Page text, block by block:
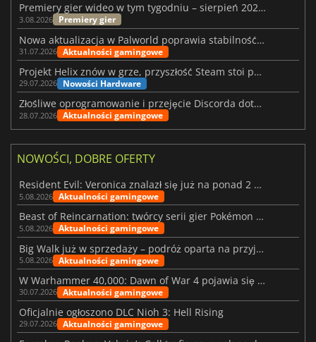
Premiery gier wideo w tym tygodniu – sierpień 2026 r. (32. tydzień)
3.08.2026 Premiery gier
Nowa aktualizacja w Palworld poprawia stabilność Sunreach i walk z bossami
31.07.2026 Aktualności gamingowe
Projekt Helix znów w grze, przyszłość Steam stoi pod znakiem zapytania
29.07.2026 Nowości Hardware
Złośliwe oprogramowanie i przejęcie Discorda dotknęły Meccha Chameleon
28.07.2026 Aktualności gamingowe
NOWOŚCI, DOBRE OFERTY
Resident Evil: Veronica znalazł się już na ponad 2 milionach list życzeń
5.08.2026 Aktualności gamingowe
Beast of Reincarnation: twórcy serii gier Pokémon wkraczają na nową ścieżkę
5.08.2026 Aktualności gamingowe
Big Walk już w sprzedaży – podróż oparta na przyjaźni
5.08.2026 Aktualności gamingowe
W Warhammer 40,000: Dawn of War 4 pojawia się frakcja Nekronów
30.07.2026 Aktualności gamingowe
Oficjalnie ogłoszono DLC Nioh 3: Hell Rising
29.07.2026 Aktualności gamingowe